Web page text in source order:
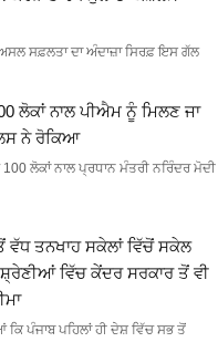
ਸਫ਼ਲਤਾ ਦਾ ਅੰਦਾਜ਼ਾ ਸਿਰਫ਼ ਇਸ ਗੱਲ
ਲੋਕਾਂ ਨਾਲ ਪੀਐਮ ਨੂੰ ਮਿਲਣ ਜਾ
ਨੇ ਰੋਕਿਆ
ਲੋਕਾਂ ਨਾਲ ਪ੍ਰਧਾਨ ਮੰਤਰੀ ਨਰਿੰਦਰ ਮੋਦੀ
ਵੱਧ ਤਨਖਾਹ ਸਕੇਲਾਂ ਵਿੱਚੋਂ ਸਕੇਲ
ਵਿੱਚ ਕੇਂਦਰ ਸਰਕਾਰ ਤੋਂ ਵੀ
ਪੰਜਾਬ ਪਹਿਲਾਂ ਹੀ ਦੇਸ਼ ਵਿੱਚ ਸਭ ਤੋਂ